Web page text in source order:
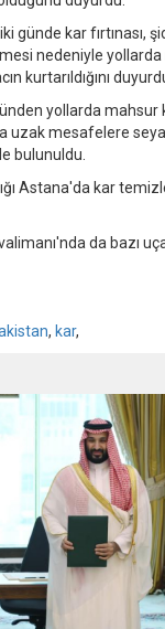
günde kar fırtınası,
nedeniyle yollarda
kurtarıldığını
yollarda mahsur
uzak mesafelere
bulunuldu.
Astana'da kar
da bazı
, kar,